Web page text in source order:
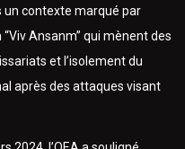
un contexte marqué par
Ansanm” qui mènent des
et l’isolement du
après des attaques visant